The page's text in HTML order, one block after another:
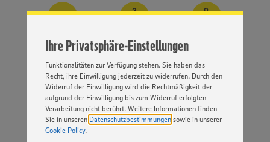
Ihre Privatsphäre-Einstellungen
Cookies und anderer Technologien ist freiwillig und kann
„EINSTELLUNGEN ÄNDERN”. Bitte beachten Sie, dass auf
Basis Ihrer Einstellungen ggf. nicht mehr alle
Funktionalitäten zur Verfügung stehen. Sie haben das
Recht, ihre Einwilligung jederzeit zu widerrufen. Durch den
Widerruf der Einwilligung wird die Rechtmäßigkeit der
aufgrund der Einwilligung bis zum Widerruf erfolgten
Verarbeitung nicht berührt. Weitere Informationen finden
Sie in unseren Datenschutzbestimmungen sowie in unserer
Cookie Policy.
36 Werktage Urlaub Arbeitskleidung
Altersvorsorge
EDEKA
Versicherungsdienst
Gute
Karrierechancen
Personalrabatt